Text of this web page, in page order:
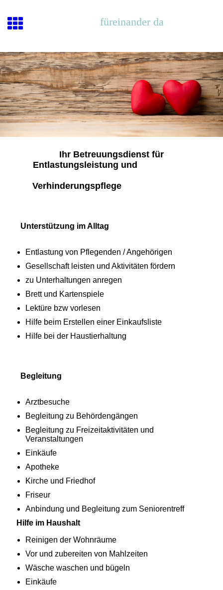
füreinander da
Ihr Betreuungsdienst für
Entlastungsleistung und
Verhinderungspflege
Unterstützung im Alltag
Entlastung von Pflegenden / Angehörigen
Gesellschaft leisten und Aktivitäten fördern
zu Unterhaltungen anregen
Brett und Kartenspiele
Lektüre bzw vorlesen
Hilfe beim Erstellen einer Einkaufsliste
Hilfe bei der Haustierhaltung
Begleitung
Arztbesuche
Begleitung zu Behördengängen
Begleitung zu Freizeitaktivitäten und
Veranstaltungen
Einkäufe
Apotheke
Kirche und Friedhof
Friseur
Anbindung und Begleitung zum Seniorentreff
Hilfe im Haushalt
Reinigen der Wohnräume
Vor und zubereiten von Mahlzeiten
Wäsche waschen und bügeln
Einkäufe